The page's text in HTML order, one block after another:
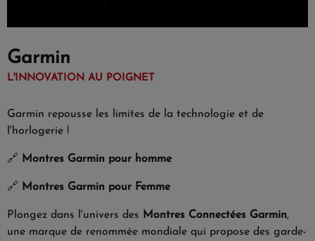
Garmin
L'INNOVATION AU POIGNET
Garmin repousse les limites de la technologie et de
l'horlogerie !
🔗 Montres Garmin pour homme
🔗 Montres Garmin pour Femme
Plongez dans l'univers des Montres Connectées Garmin,
une marque de renommée mondiale qui propose des garde-